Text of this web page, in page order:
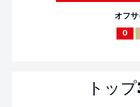
オフサ
0
トッ